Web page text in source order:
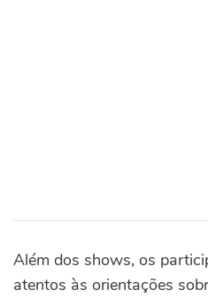
Além dos shows, os
atentos às orientações